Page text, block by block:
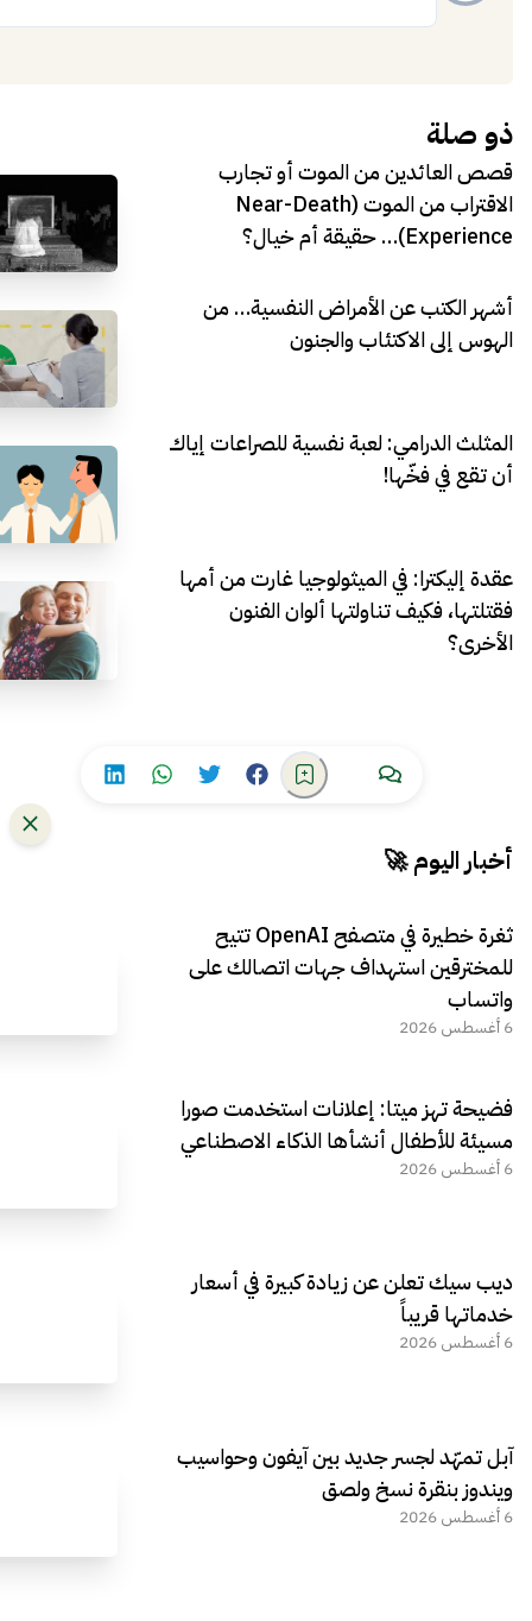
ذو صلة
قصص العائدين من الموت أو تجارب
الاقتراب من الموت (Near-Death
Experience)… حقيقة أم خيال؟
أشهر الكتب عن الأمراض النفسية… من
الهوس إلى الاكتئاب والجنون
المثلث الدرامي: لعبة نفسية للصراعات إياك
أن تقع في فخّها!
عقدة إليكترا: في الميثولوجيا غارت من أمها
فقتلتها، فكيف تناولتها ألوان الفنون
الأخرى؟
أخبار اليوم 🚀
ثغرة خطيرة في متصفح OpenAI تتيح
للمخترقين استهداف جهات اتصالك على
واتساب
6 أغسطس 2026
فضيحة تهز ميتا: إعلانات استخدمت صورا
مسيئة للأطفال أنشأها الذكاء الاصطناعي
6 أغسطس 2026
ديب سيك تعلن عن زيادة كبيرة في أسعار
خدماتها قريباً
6 أغسطس 2026
آبل تمهّد لجسر جديد بين آيفون وحواسيب
ويندوز بنقرة نسخ ولصق
6 أغسطس 2026